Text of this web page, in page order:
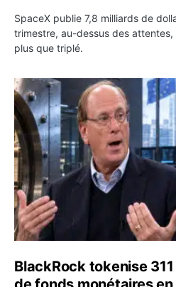
SpaceX publie 7,8 milliards de
trimestre, au-dessus des
plus que triplé.
BlackRock tokenise 311
BlackRock tokenise